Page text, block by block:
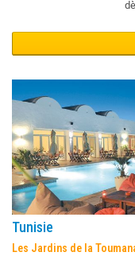
Tunisie
Les Jardins de la